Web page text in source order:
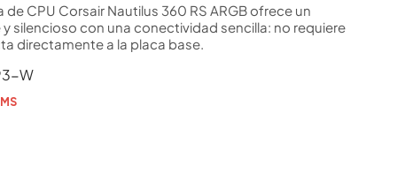
CPU Corsair Nautilus 360 RS ARGB ofrece un
silencioso con una conectividad sencilla: no requiere
directamente a la placa base.
W